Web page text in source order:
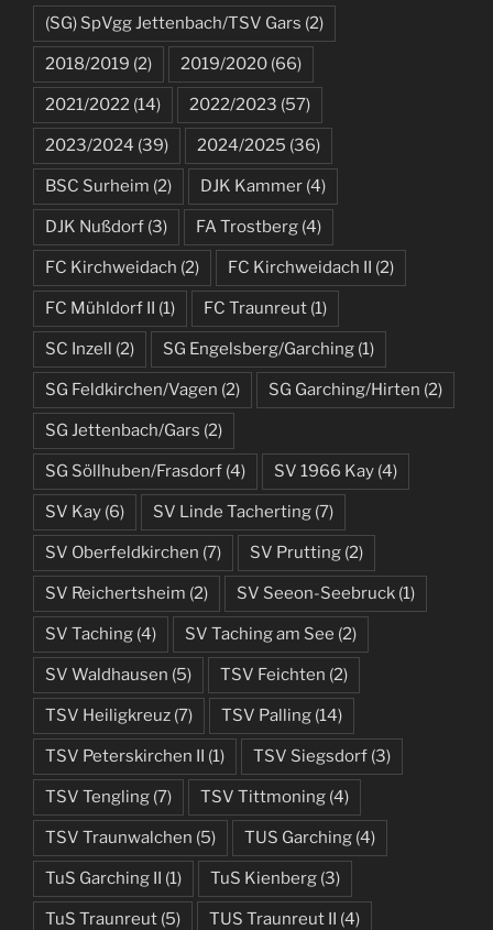
(SG) SpVgg Jettenbach/TSV Gars (2)
2018/2019 (2) 2019/2020 (66)
2021/2022 (14) 2022/2023 (57)
2023/2024 (39) 2024/2025 (36)
BSC Surheim (2) DJK Kammer (4)
DJK Nußdorf (3) FA Trostberg (4)
FC Kirchweidach (2) FC Kirchweidach II (2)
FC Mühldorf II (1) FC Traunreut (1)
SC Inzell (2) SG Engelsberg/Garching (1)
SG Feldkirchen/Vagen (2) SG Garching/Hirten (2)
SG Jettenbach/Gars (2)
SG Söllhuben/Frasdorf (4) SV 1966 Kay (4)
SV Kay (6) SV Linde Tacherting (7)
SV Oberfeldkirchen (7) SV Prutting (2)
SV Reichertsheim (2) SV Seeon-Seebruck (1)
SV Taching (4) SV Taching am See (2)
SV Waldhausen (5) TSV Feichten (2)
TSV Heiligkreuz (7) TSV Palling (14)
TSV Peterskirchen II (1) TSV Siegsdorf (3)
TSV Tengling (7) TSV Tittmoning (4)
TSV Traunwalchen (5) TUS Garching (4)
TuS Garching II (1) TuS Kienberg (3)
TuS Traunreut (5) TUS Traunreut II (4)